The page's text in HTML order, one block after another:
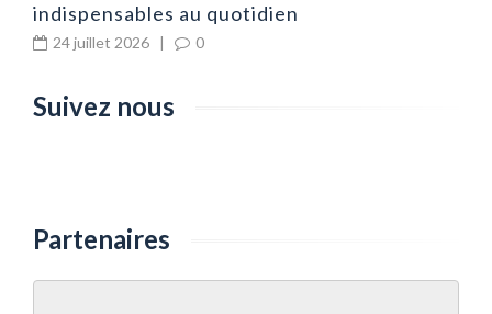
indispensables au quotidien
24 juillet 2026 0
Suivez nous
Partenaires